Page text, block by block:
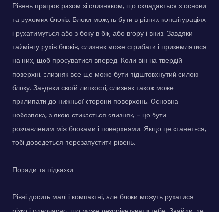
Рівень працює разом зі слизняком, що складається з основи
та рухомих блоків. Блоки можуть бути в різних конфігураціях
і рухатимуться або з боку в бік, або вгору і вниз. Завдяки
таймінгу рухів блоків, слизняк може стрибати і приземлятися
на них, щоб просуватися вперед. Коли він на твердій
поверхні, слизняк все ще може бути підштовхнутий силою
блоку. Завдяки своїй липкості, слизняк також може
прилипати до нижньої сторони поверхонь. Основна
небезпека, з якою стикається слизняк, - це бути
розчавленим між блоками і поверхнями. Якщо це станеться,
тобі доведеться перезапустити рівень.
Поради та підказки
Рівні досить малі і компактні, але блоки можуть рухатися